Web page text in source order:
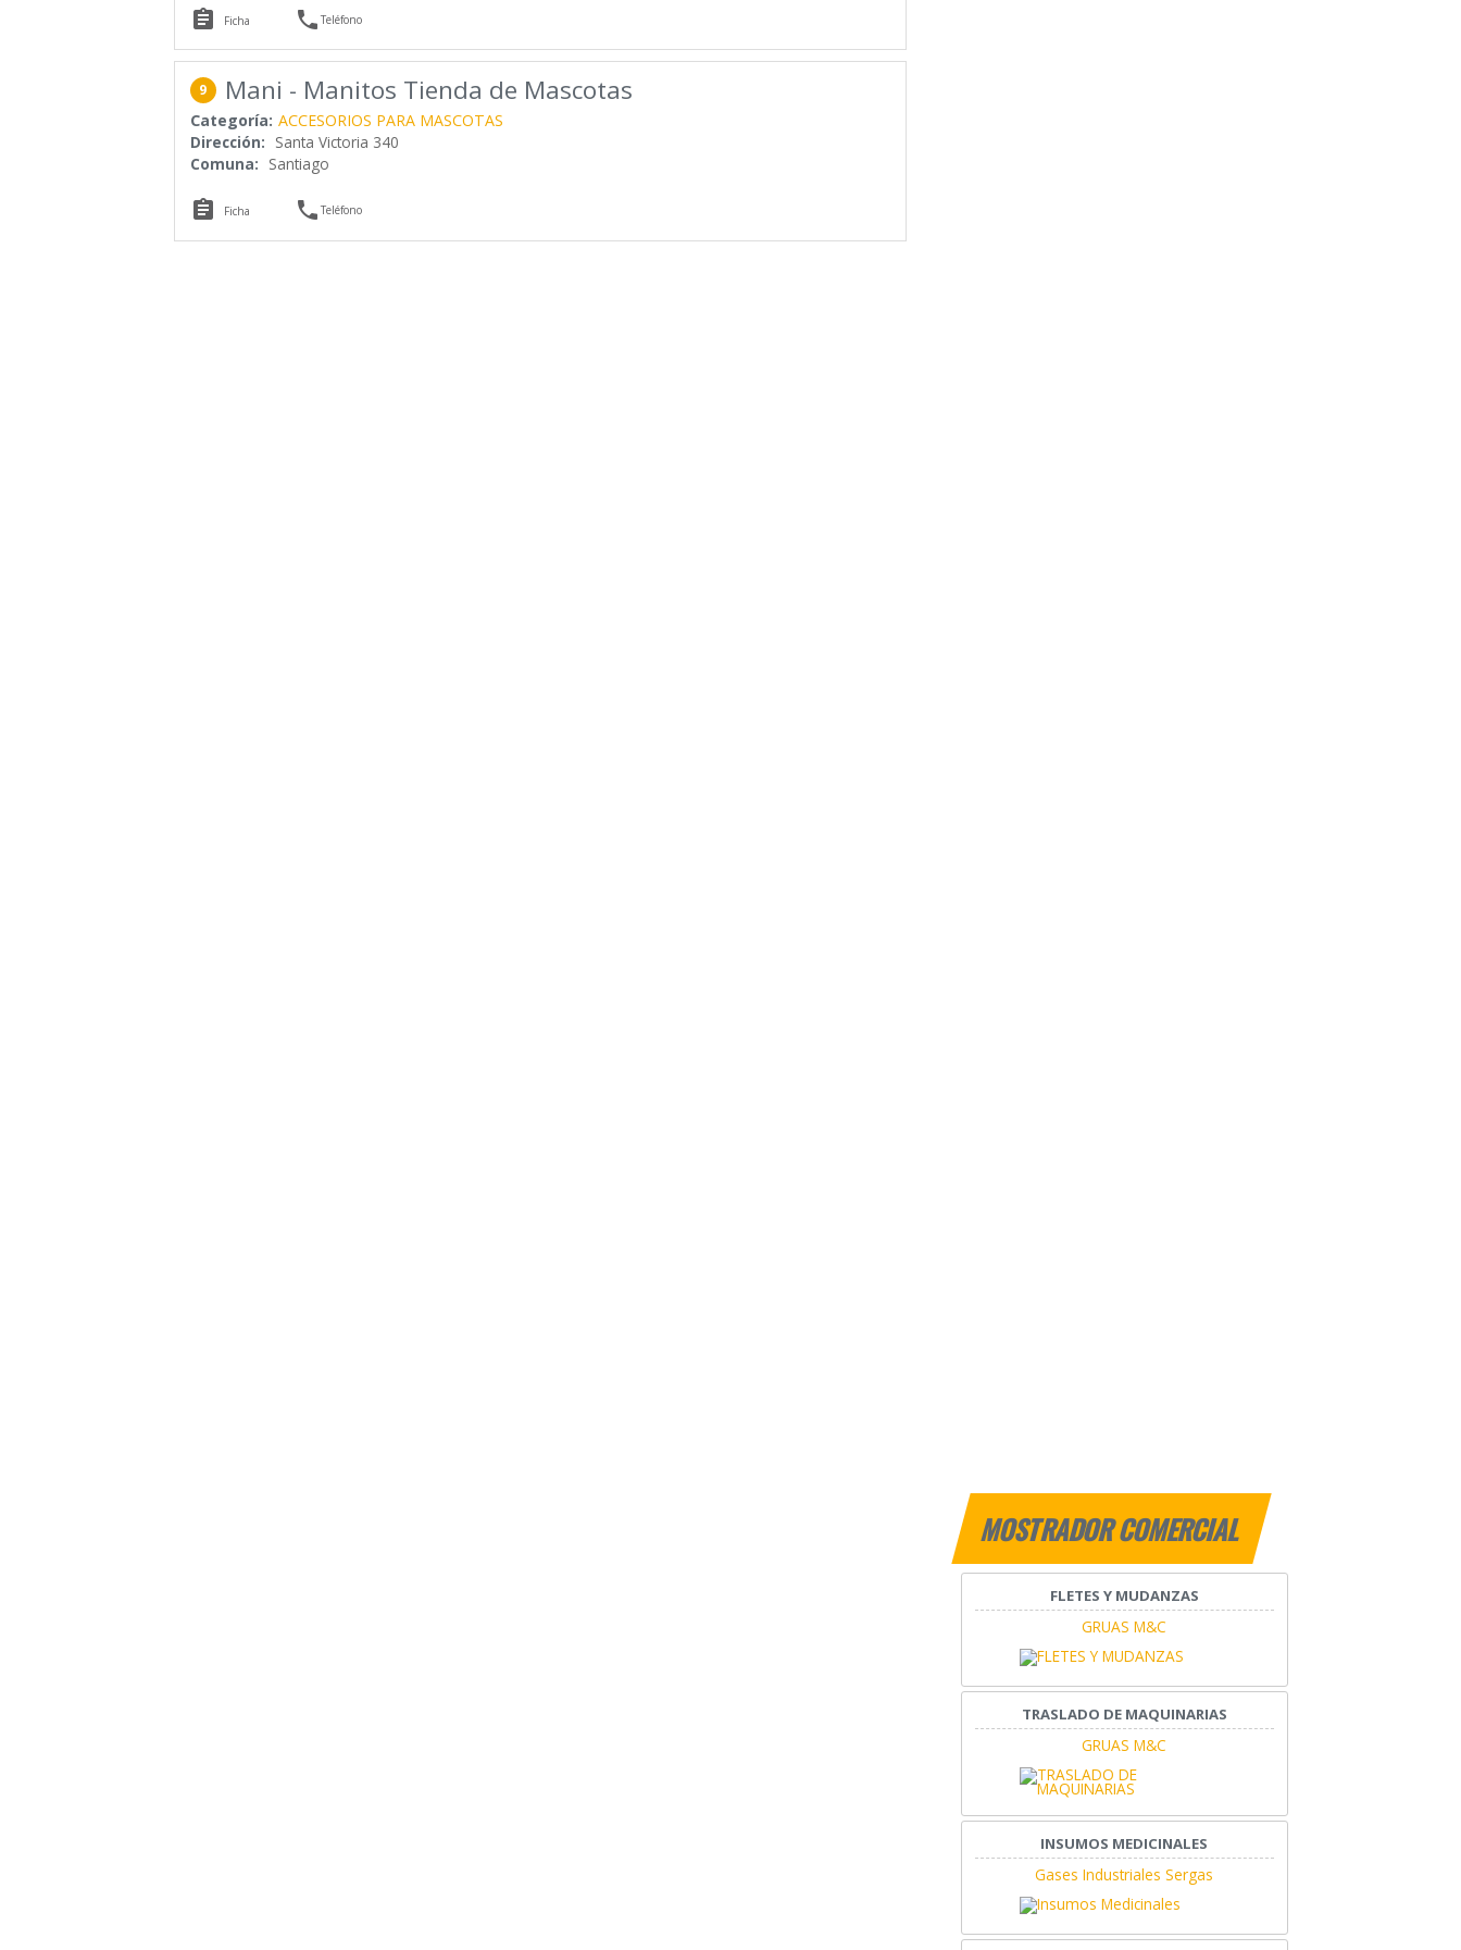
MOSTRADOR COMERCIAL
FLETES Y MUDANZAS
GRUAS M&C
TRASLADO DE MAQUINARIAS
GRUAS M&C
INSUMOS MEDICINALES
Gases Industriales Sergas
 Ficha Teléfono
9 Mani - Manitos Tienda de Mascotas
Categoría: ACCESORIOS PARA MASCOTAS
Dirección: Santa Victoria 340
Comuna: Santiago
 Ficha Teléfono